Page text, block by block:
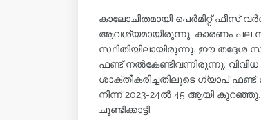
കാലോചിതമായി പെര്‍മിറ്റ് ഫീസ്
ആവശ്യമായിരുന്നു. കാരണം പല
സ്ഥിതിയിലായിരുന്നു. ഈ തദ്ദേശ
ഫണ്ട് നല്‍കേണ്ടിവന്നിരുന്നു.
ശാക്തീകരിച്ചതിലൂടെ ഗ്യാപ്
നിന്ന് 2023-24ല്‍ 45 ആയി കുറഞ്ഞു.
ചൂണ്ടിക്കാട്ടി.